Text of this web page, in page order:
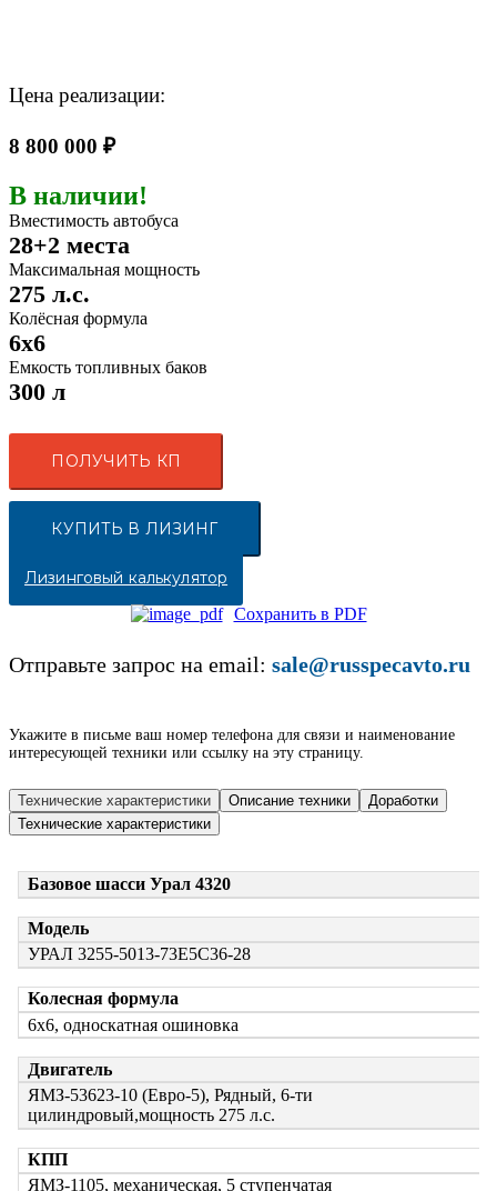
Цена реализации:
8 800 000 ₽
В наличии!
Вместимость автобуса
28+2 места
Максимальная мощность
275 л.с.
Колёсная формула
6x6
Емкость топливных баков
300 л
ПОЛУЧИТЬ КП
КУПИТЬ В ЛИЗИНГ
Лизинговый калькулятор
Сохранить в PDF
Отправьте запрос на email: sale@russpecavto.ru
Укажите в письме ваш номер телефона для связи и наименование
интересующей техники или ссылку на эту страницу.
Технические характеристики Описание техники
Доработки
Технические характеристики
Базовое шасси Урал 4320
Модель
УРАЛ 3255-5013-73Е5С36-28
Колесная формула
6х6, односкатная ошиновка
Двигатель
ЯМЗ-53623-10 (Евро-5), Рядный, 6-ти
цилиндровый,мощность 275 л.с.
КПП
ЯМЗ-1105, механическая, 5 ступенчатая